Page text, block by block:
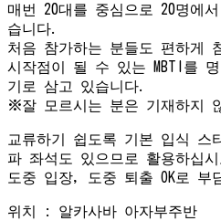
매번 20대를 중심으로 20명에
습니다.
처음 참가하는 분들도 편하게
시작점이 될 수 있는 MBTI를
기로 삼고 있습니다.
※잘 모르시는 분은 기재하지
교류하기 쉽도록 기본 입식
파 좌석도 있으므로 활용하십시
도중 입장, 도중 퇴출 OK로 부
위치 : 알카사바 아자부주반